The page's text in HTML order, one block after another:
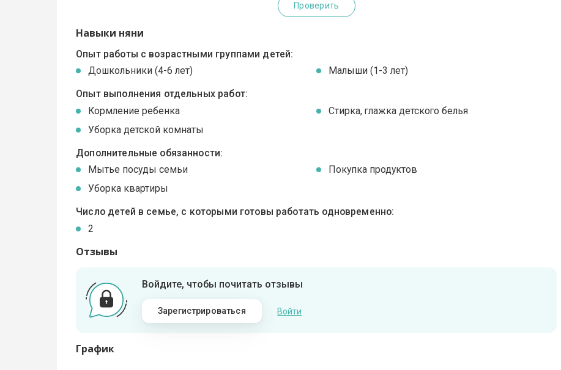
Проверить
Навыки няни
Опыт работы с возрастными группами детей:
Дошкольники (4-6 лет)
Малыши (1-3 лет)
Опыт выполнения отдельных работ:
Кормление ребенка
Стирка, глажка детского белья
Уборка детской комнаты
Дополнительные обязанности:
Мытье посуды семьи
Покупка продуктов
Уборка квартиры
Число детей в семье, с которыми готовы работать одновременно:
2
Отзывы
Войдите, чтобы почитать отзывы
Зарегистрироваться Войти
График